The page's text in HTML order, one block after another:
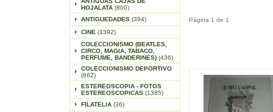
HOJALATA (800)
ANTIGUEDADES (394)
CINE (1392)
COLECCIONISMO (BEATLES,
CIRCO, MAGIA, TABACO,
PERFUME, BANDERINES) (436)
COLECCIONISMO DEPORTIVO
(862)
ESTEREOSCOPIA - FOTOS
ESTEREOSCOPICAS (1385)
FILATELIA (36)
Página 1 de 1